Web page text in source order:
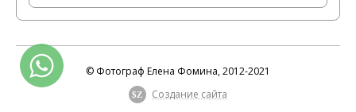
© Фотограф Елена Фомина, 2012-2021
$Z Создание сайта